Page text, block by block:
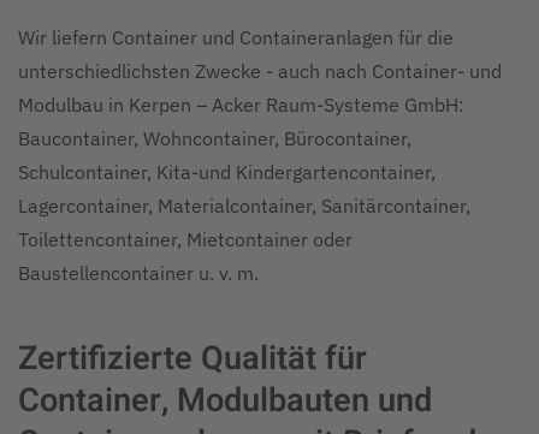
Wir liefern Container und Containeranlagen für die
unterschiedlichsten Zwecke - auch nach Container- und
Modulbau in Kerpen – Acker Raum-Systeme GmbH:
Baucontainer, Wohncontainer, Bürocontainer,
Schulcontainer, Kita-und Kindergartencontainer,
Lagercontainer, Materialcontainer, Sanitärcontainer,
Toilettencontainer, Mietcontainer oder
Baustellencontainer u. v. m.
Zertifizierte Qualität für
Container, Modulbauten und